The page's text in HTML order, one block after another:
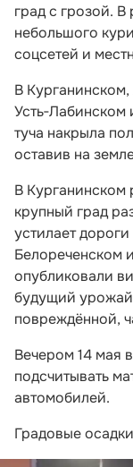
град с грозой.
небольшого
соцсетей и
В
туча накрыла
оставив на
В Курганинском
крупный град
устилает
Белореченском
опубликовали
будущий
повреждённой,
Вечером 14 мая
подсчитывать
автомобилей.
Градовые